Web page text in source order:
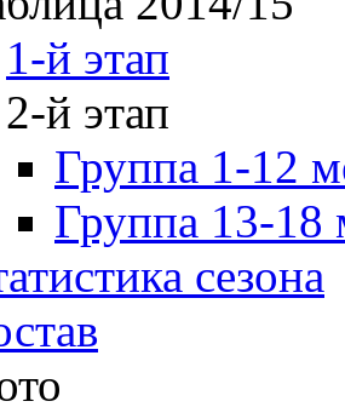
1-й этап
2-й этап
Группа 1-12
Группа 13-18
сезона